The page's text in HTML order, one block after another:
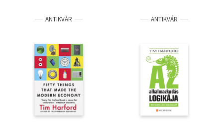
ANTIKVÁR ANTIKVÁR